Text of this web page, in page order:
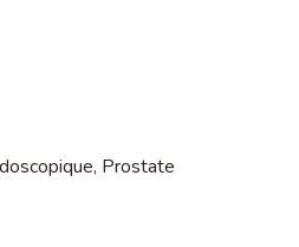
, Prostate